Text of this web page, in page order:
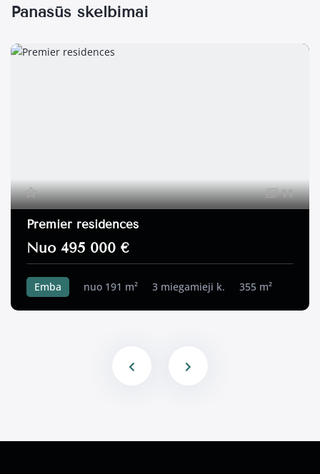
Panašūs skelbimai
11
Premier residences
Nuo 495 000 €
Emba nuo 191 m² 3 miegamieji k. 355 m²